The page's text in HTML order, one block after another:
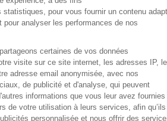
60 - 90 2300
70 - 110 3200
100 -
3700